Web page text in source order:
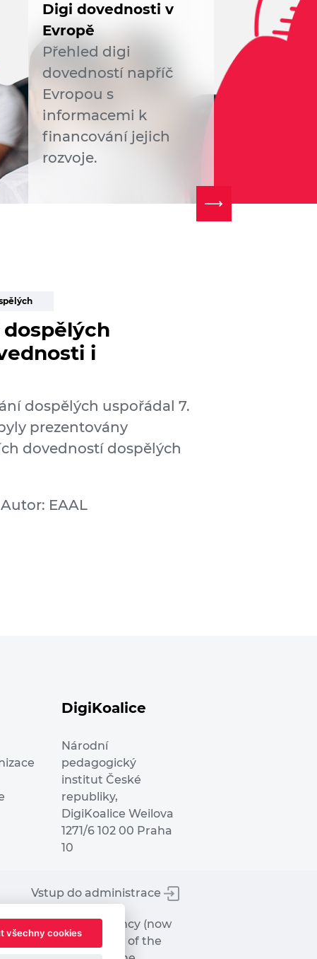
Digi dovednosti v
Evropě
Přehled digi
dovedností napříč
Evropou s
informacemi k
financování jejich
rozvoje.
i
dospělých uspořádal 7.
prezentovány
dovedností dospělých
Autor: EAAL
DigiKoalice
Národní
pedagogický
institut České
republiky,
DigiKoalice Weilova
1271/6 102 00 Praha
10
Vstup do administrace
Executive Agency (now
represent the view of the
všechny cookies